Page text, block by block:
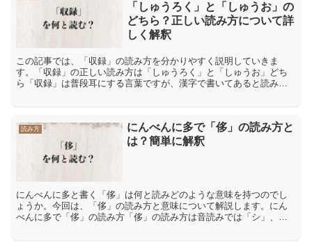
「しゅうろく」と「しゅうお」の
どちら？正しい読み方について詳
しく解釈
この記事では、「収録」の読み方を分かりやすく説明していきま
す。「収録」の正しい読み方は「しゅうろく」と「しゅうお」どち
ら「収録」は普段耳にする言葉ですが、漢字で書いてあると読み方
読み方
にんべんに多で「侈」の読み方と
は？簡単に解釈
にんべんに多と書く「侈」は何と読みどのような意味を持つのでし
ょうか。今回は、「侈」の読み方と意味について解説します。にん
べんに多で「侈」の読み方「侈」の読み方は音読みでは「シ」、訓